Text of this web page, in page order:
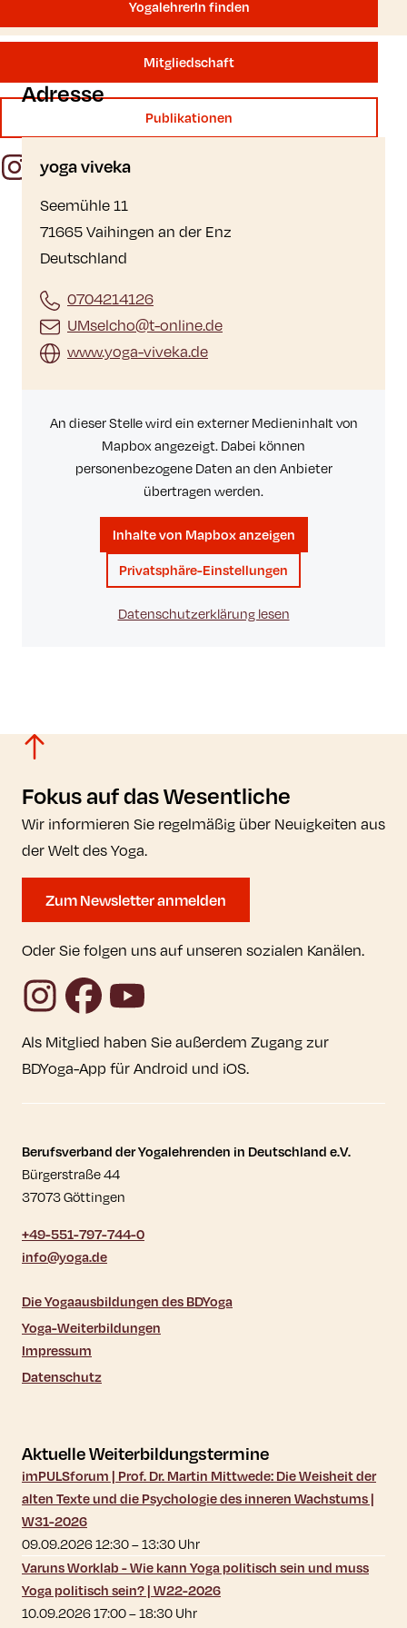
YogalehrerIn finden
Mitgliedschaft
Publikationen
InstagramFacebookYouTube
Adresse
yoga viveka
Seemühle 11
71665 Vaihingen an der Enz
Deutschland
0704214126
UMselcho@t-online.de
www.yoga-viveka.de
An dieser Stelle wird ein externer Medieninhalt von
Mapbox angezeigt. Dabei können
personenbezogene Daten an den Anbieter
übertragen werden.
Inhalte von Mapbox anzeigen
Privatsphäre-Einstellungen
Datenschutzerklärung lesen
Fokus auf das Wesentliche
Wir informieren Sie regelmäßig über Neuigkeiten aus
der Welt des Yoga.
Zum Newsletter anmelden
Oder Sie folgen uns auf unseren sozialen Kanälen.
InstagramFacebookYouTube
Als Mitglied haben Sie außerdem Zugang zur
BDYoga-App für Android und iOS.
Kontaktdaten und weitere Links
Berufsverband der Yogalehrenden in Deutschland e.V.
Bürgerstraße 44
37073 Göttingen
+49-551-797-744-0
info@yoga.de
Die Yogaausbildungen des BDYoga
Yoga-Weiterbildungen
Impressum
Datenschutz
Aktuelle Weiterbildungstermine
imPULSforum | Prof. Dr. Martin Mittwede: Die Weisheit der
alten Texte und die Psychologie des inneren Wachstums |
W31-2026
09.09.2026 12:30–13:30Uhr
Varuns Worklab - Wie kann Yoga politisch sein und muss
Yoga politisch sein? | W22-2026
10.09.2026 17:00–18:30Uhr